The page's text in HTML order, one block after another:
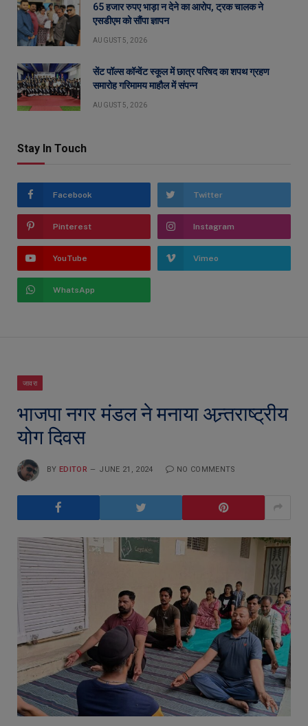
65 हजार रुपए भाड़ा न देने का आरोप, ट्रक चालक ने
एसडीएम को सौंपा ज्ञापन
AUGUST 5, 2026
सेंट पॉल्स कॉन्वेंट स्कूल में छात्र परिषद का शपथ ग्रहण
समारोह गरिमामय माहौल में संपन्न
AUGUST 5, 2026
Stay In Touch
Facebook Twitter
Pinterest Instagram
YouTube Vimeo
WhatsApp
जावरा
भाजपा नगर मंडल ने मनाया अन्र्तराष्ट्रीय
योग दिवस
BY EDITOR JUNE 21, 2024 NO COMMENTS